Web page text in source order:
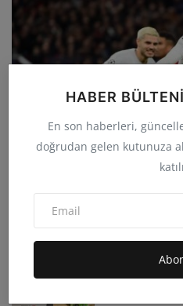
HABER
En son haberleri,
doğrudan gelen kutunuza
Galatasaray
United'ı 3-2 yenerek...
Eki 4, 2023